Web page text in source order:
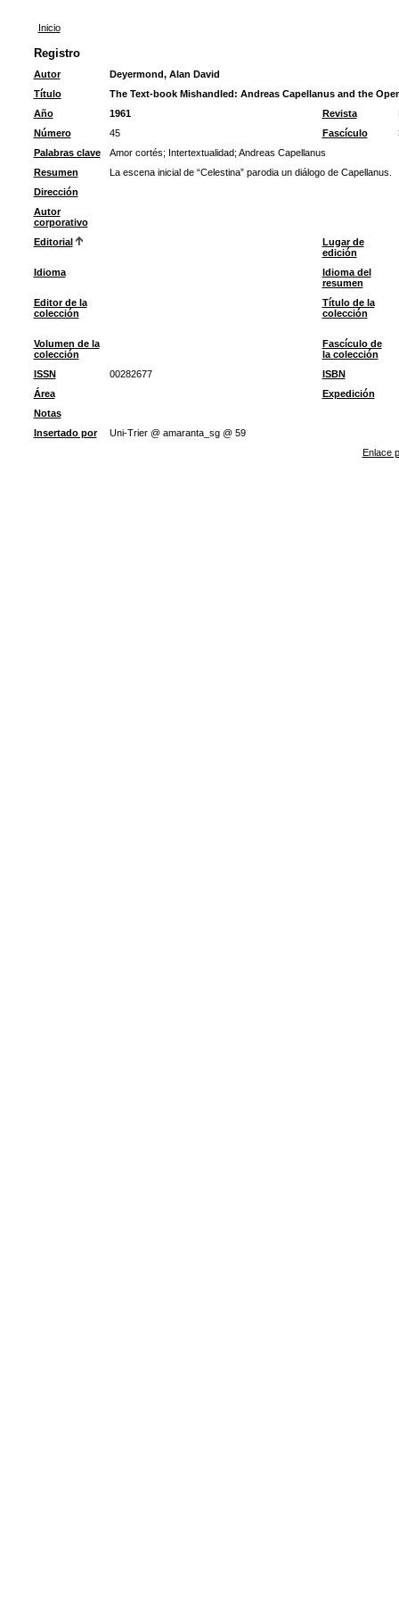
Inicio
Registro
Autor
Deyermond, Alan David
Título
The Text-book Mishandled: Andreas Capellanus and the
Año
1961 Revista
Número
45 Fascículo
Palabras clave
Amor cortés; Intertextualidad; Andreas Capellanus
Resumen
La escena inicial de “Celestina” parodia un diálogo de Capellanus.
Dirección
Autor
corporativo
Editorial
Lugar de
edición
Idioma
Idioma del
resumen
Editor de la
colección
Título de la
colección
Volumen de la
colección
Fascículo de
la colección
ISSN
00282677
ISBN
Área
Expedición
Notas
Insertado por
Uni-Trier @ amaranta_sg @ 59
Enlace